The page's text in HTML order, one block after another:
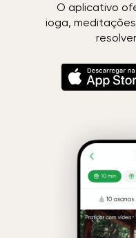
O aplicativo
ioga,